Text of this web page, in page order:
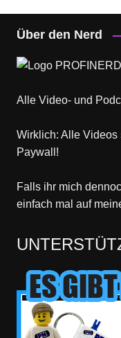
Über den Nerd
Alle Video- und
Wirklich: Alle Videos
Paywall!
Falls ihr mich
einfach mal auf